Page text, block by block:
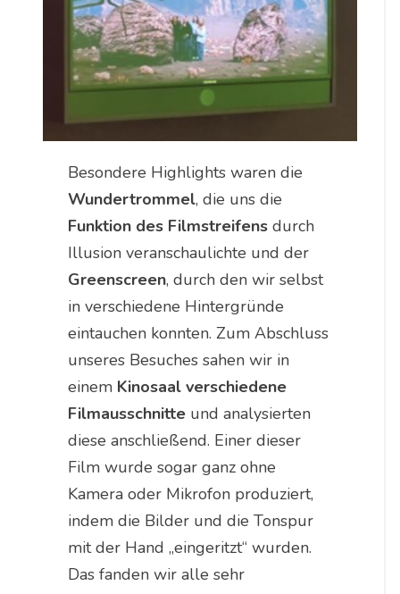
Besondere Highlights waren die
Wundertrommel, die uns die
Funktion des Filmstreifens durch
Illusion veranschaulichte und der
Greenscreen, durch den wir selbst
in verschiedene Hintergründe
eintauchen konnten. Zum Abschluss
unseres Besuches sahen wir in
einem Kinosaal verschiedene
Filmausschnitte und analysierten
diese anschließend. Einer dieser
Film wurde sogar ganz ohne
Kamera oder Mikrofon produziert,
indem die Bilder und die Tonspur
mit der Hand „eingeritzt“ wurden.
Das fanden wir alle sehr